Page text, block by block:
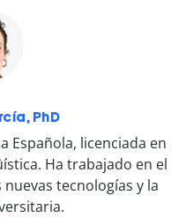
PhD
Española, licenciada en
Ha trabajado en el
tecnologías y la